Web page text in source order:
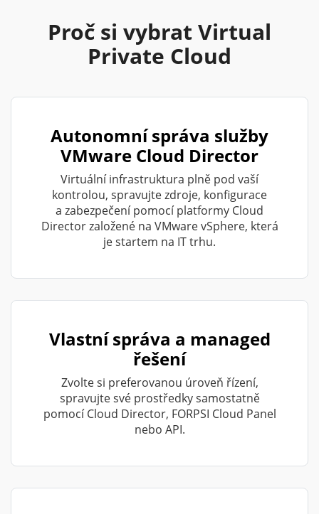
Proč si vybrat Virtual
Private Cloud
Autonomní správa služby
VMware Cloud Director
Virtuální infrastruktura plně pod vaší
kontrolou, spravujte zdroje, konfigurace
a zabezpečení pomocí platformy Cloud
Director založené na VMware vSphere, která
je startem na IT trhu.
Vlastní správa a managed
řešení
Zvolte si preferovanou úroveň řízení,
spravujte své prostředky samostatně
pomocí Cloud Director, FORPSI Cloud Panel
nebo API.